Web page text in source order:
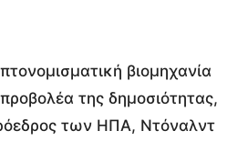
βιομηχανία
της δημοσιότητας,
των ΗΠΑ, Ντόναλντ